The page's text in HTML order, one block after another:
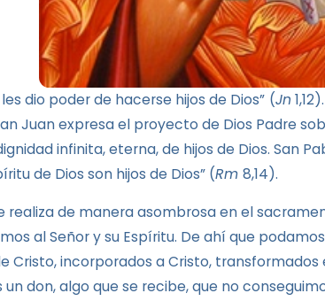
dio poder de hacerse hijos de Dios” (Jn
Juan expresa el proyecto de Dios Padre
infinita, eterna, de hijos de Dios. San
de Dios son hijos de Dios” (Rm 8,14).
realiza de manera asombrosa en el
al Señor y su Espíritu. De ahí que
incorporados a Cristo, transformados
un don, algo que se recibe, que no